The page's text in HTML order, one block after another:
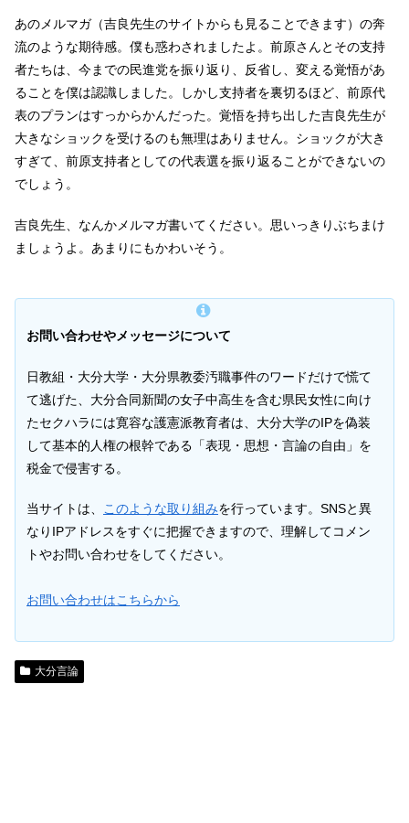
あのメルマガ（吉良先生のサイトからも見ることできます）の奔
流のような期待感。僕も惑わされましたよ。前原さんとその支持
者たちは、今までの民進党を振り返り、反省し、変える覚悟があ
ることを僕は認識しました。しかし支持者を裏切るほど、前原代
表のプランはすっからかんだった。覚悟を持ち出した吉良先生が
大きなショックを受けるのも無理はありません。ショックが大き
すぎて、前原支持者としての代表選を振り返ることができないの
でしょう。
吉良先生、なんかメルマガ書いてください。思いっきりぶちまけ
ましょうよ。あまりにもかわいそう。
お問い合わせやメッセージについて
日教組・大分大学・大分県教委汚職事件のワードだけで慌て
て逃げた、大分合同新聞の女子中高生を含む県民女性に向け
たセクハラには寛容な護憲派教育者は、大分大学のIPを偽装
して基本的人権の根幹である「表現・思想・言論の自由」を
税金で侵害する。
当サイトは、 このような取り組みを行っています。SNSと異
なりIPアドレスをすぐに把握できますので、理解してコメン
トやお問い合わせをしてください。
お問い合わせはこちらから
大分言論